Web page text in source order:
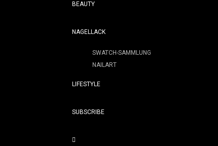
BEAUTY
NAGELLACK
SWATCH-SAMMLUNG
NAILART
LIFESTYLE
SUBSCRIBE